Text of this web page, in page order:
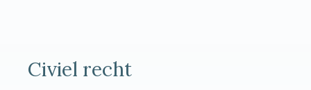
Civiel recht